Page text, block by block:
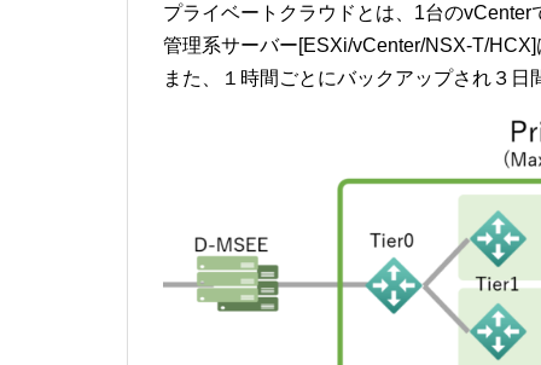
プライベートクラウドとは、1台のvCenter
管理系サーバー[ESXi/vCenter/NSX-T/
また、１時間ごとにバックアップされ３日